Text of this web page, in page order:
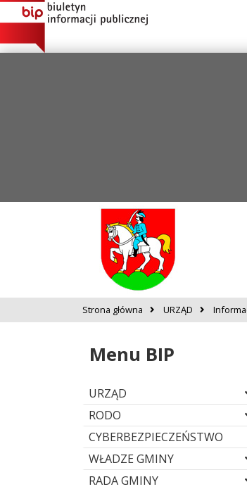
Strona główna URZĄD
Menu BIP
URZĄD
RODO
CYBERBEZPIECZEŃSTWO
WŁADZE GMINY
RADA GMINY